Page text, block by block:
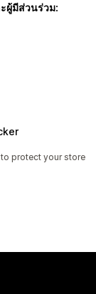
ผู้มีส่วนร่วม:
protect your store